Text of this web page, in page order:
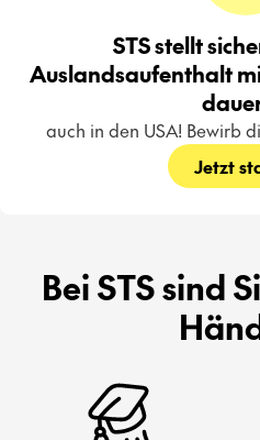
STS stellt
Auslandsaufenthalt
auch in den USA! Bewirb
Jetzt
Bei STS sind